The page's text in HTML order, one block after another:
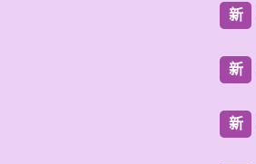
新
新
新